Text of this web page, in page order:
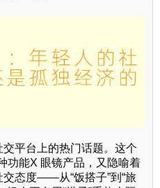
交平台上的热门话题。这个
功能X 眼镜产品，又隐喻着
交态度——从“饭搭子”到“旅